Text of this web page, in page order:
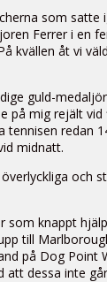
som satte
Ferrer i en
kvällen åt vi
guld-
på mig rejält
tennisen redan
midnatt.
och
knappt
till
på Dog Point
att dessa inte